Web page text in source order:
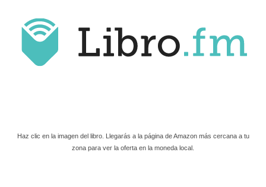
Haz clic en la imagen del libro. Llegarás a la página de Amazon más cercana a tu
zona para ver la oferta en la moneda local.